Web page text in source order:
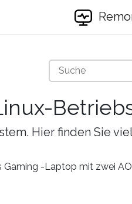
Hier finden Sie
Gaming -Laptop mit zwei